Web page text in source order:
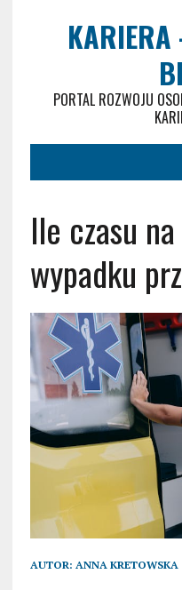
KARIERA
PORTAL ROZWOJU
Ile czasu
wypadku
AUTOR: ANNA KRETOWSKA